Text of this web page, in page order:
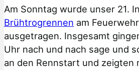
Am Sonntag wurde unser 21.
Brühtrogrennen am
ausgetragen. Insgesamt
Uhr nach und nach sage und
an den Rennstart und zeigten